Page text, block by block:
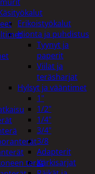
Erikoistyökalut
Hionta ja puhdistus
Tyynyt ja
paperit
Viilat ja
teräsharjat
Hylsyt ja vääntimet
1"
1/2"
1/4"
3/4"
3/8
Adapterit
Kärkisarjat
terät